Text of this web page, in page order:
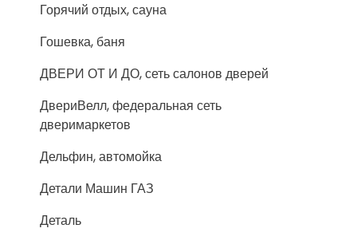
Горячий отдых, сауна
Гошевка, баня
ДВЕРИ ОТ И ДО, сеть салонов дверей
ДвериВелл, федеральная сеть
дверимаркетов
Дельфин, автомойка
Детали Машин ГАЗ
Деталь